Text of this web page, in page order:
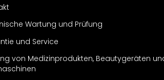
Wartung und Prüfung
und Service
von Medizinprodukten, Beautygeräten